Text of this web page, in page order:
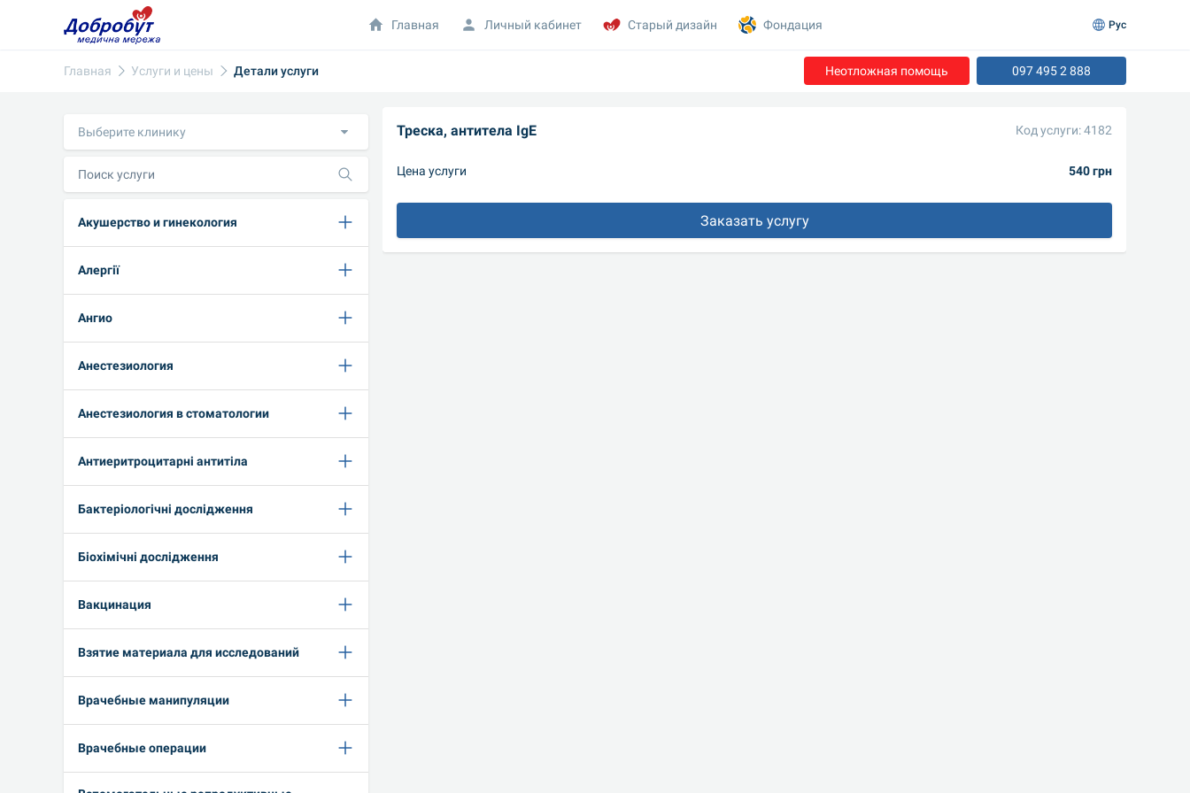
Главная Услуги и цены Детали услуги Неотложная помощь 097 495 2 888
Выберите клинику
Акушерство и гинекология
Алергії
Ангио
Анестезиология
Анестезиология в стоматологии
Антиеритроцитарні антитіла
Бактеріологічні дослідження
Біохімічні дослідження
Вакцинация
Взятие материала для исследований
Врачебные манипуляции
Врачебные операции
Треска, антитела IgE Код услуги: 4182
Цена услуги 540 грн
Заказать услугу
Главная Личный кабинет Старый дизайн Фондация Рус